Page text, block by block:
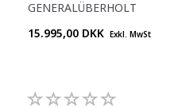
GENERALÜBERHOLT
15.995,00 DKK Exkl. MwSt